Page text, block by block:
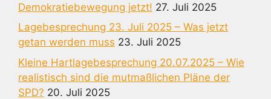
Demokratiebewegung jetzt! 27. Juli 2025
Lagebesprechung 23. Juli 2025 – Was jetzt
getan werden muss 23. Juli 2025
Kleine Hartlagebesprechung 20.07.2025 – Wie
realistisch sind die mutmaßlichen Pläne der
SPD? 20. Juli 2025